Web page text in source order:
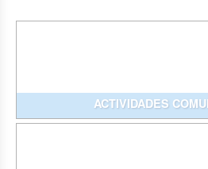
ACTIVIDADES